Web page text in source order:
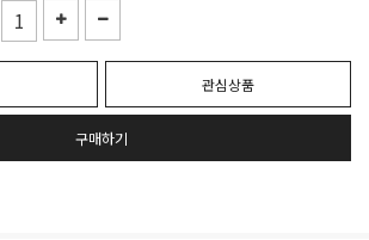
관심상품
구매하기